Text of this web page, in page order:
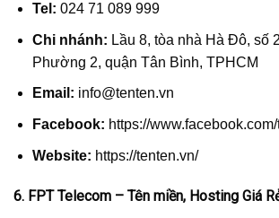
Tel: 024 71 089 999
Chi nhánh: Lầu 8, tòa nhà Hà Đô, số
Phường 2, quận Tân Bình, TPHCM
Email: info@tenten.vn
Facebook: https://
Website: https://tenten.vn/
6. FPT Telecom – Tên miền, Hosting Giá